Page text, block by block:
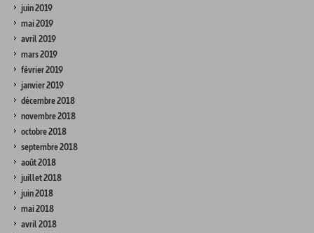
juin 2019
mai 2019
avril 2019
mars 2019
février 2019
janvier 2019
décembre 2018
novembre 2018
octobre 2018
septembre 2018
août 2018
juillet 2018
juin 2018
mai 2018
avril 2018